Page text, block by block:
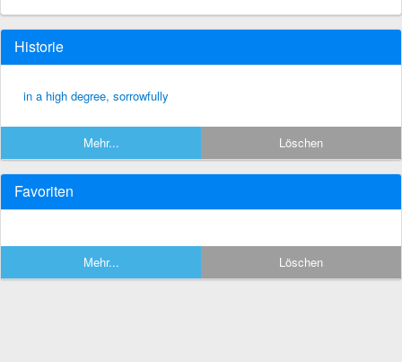
Historie
in a high degree, sorrowfully
Mehr... Löschen
Favoriten
Mehr... Löschen